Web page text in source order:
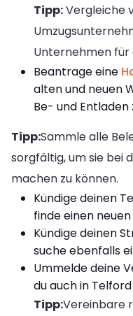
Tipp:Vergleiche
Unternehmen für
Beantrage eine
alten und neuen
Be- und Entladen
Tipp:Sammle alle
sorgfältig, um sie bei
machen zu können.
Kündige deinen
finde einen
Kündige deinen
suche ebenfalls
Ummelde deine
du auch in
Tipp:Vereinbare